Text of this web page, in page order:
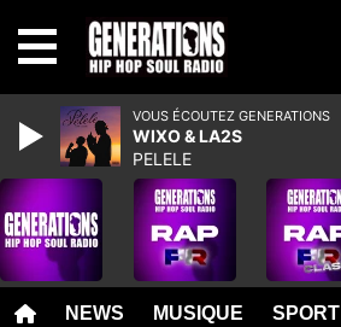
NEWS MUSIQUE SPORT
VOUS ÉCOUTEZ GENERATIONS
WIXO & LA2S
PELELE